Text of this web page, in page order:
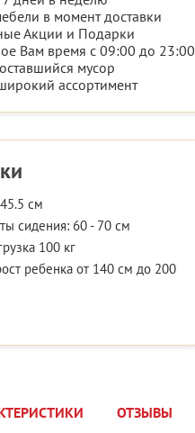
в момент доставки
Акции и Подарки
Вам время с 09:00 до 23:00
мусор
ассортимент
см
сидения: 60 - 70 см
100 кг
ребенка от 140 см до 200
ОТЗЫВЫ